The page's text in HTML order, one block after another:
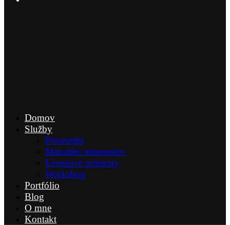
Domov
Služby
Promotéri
Manažéri interpretov
Eventové priestory
Workshop
Portfólio
Blog
O mne
Kontakt